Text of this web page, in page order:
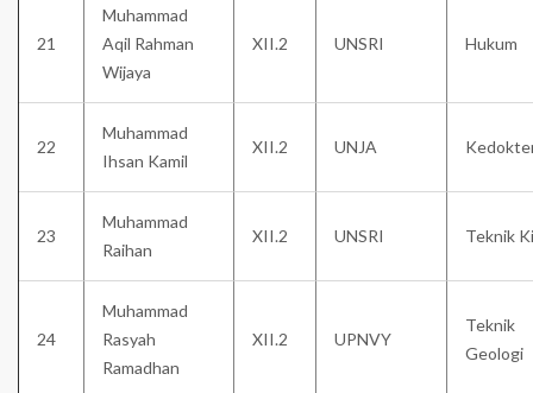
21
Muhammad
Aqil Rahman
Wijaya
XII.2 UNSRI Hukum
22
Muhammad
Ihsan Kamil
XII.2 UNJA
23
Muhammad
Raihan
XII.2 UNSRI Teknik
24
Muhammad
Rasyah
Ramadhan
XII.2 UPNVY
Teknik
Geologi